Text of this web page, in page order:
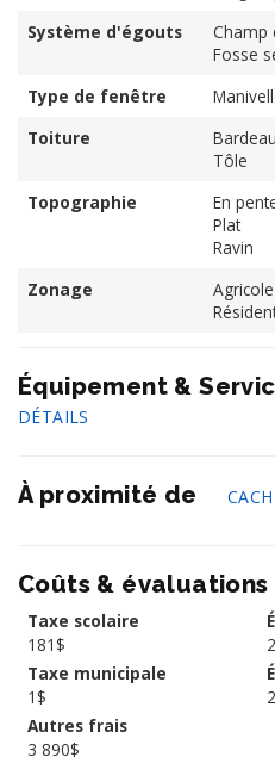
Système d'égouts
Champ
Fosse
Type de fenêtre
Toiture
Tôle
Topographie
En
Plat
Ravin
Zonage
Agricole
Équipement &
DÉTAILS
À proximité de
Coûts & évaluations
Taxe scolaire
181$
Taxe municipale
1$
Autres frais
3 890$